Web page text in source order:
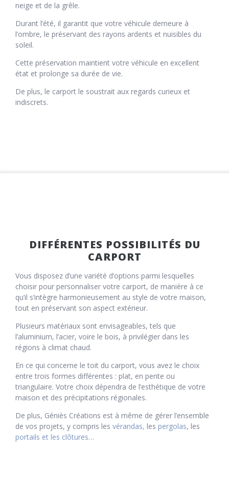
neige et de la grêle.
Durant l’été, il garantit que votre véhicule demeure à
l’ombre, le préservant des rayons ardents et nuisibles du
soleil.
Cette préservation maintient votre véhicule en excellent
état et prolonge sa durée de vie.
De plus, le carport le soustrait aux regards curieux et
indiscrets.
DIFFÉRENTES POSSIBILITÉS DU
CARPORT
Vous disposez d’une variété d’options parmi lesquelles
choisir pour personnaliser votre carport, de manière à ce
qu’il s’intègre harmonieusement au style de votre maison,
tout en préservant son aspect extérieur.
Plusieurs matériaux sont envisageables, tels que
l’aluminium, l’acier, voire le bois, à privilégier dans les
régions à climat chaud.
En ce qui concerne le toit du carport, vous avez le choix
entre trois formes différentes : plat, en pente ou
triangulaire. Votre choix dépendra de l’esthétique de votre
maison et des précipitations régionales.
De plus, Géniès Créations est à même de gérer l’ensemble
de vos projets, y compris les vérandas, les pergolas, les
portails et les clôtures…